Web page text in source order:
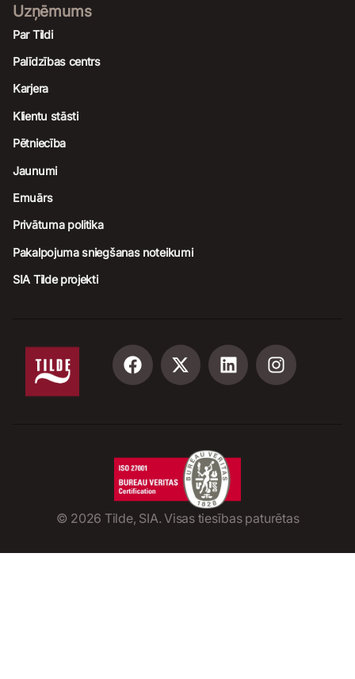
Uzņēmums
Par Tildi
Palīdzības centrs
Karjera
Klientu stāsti
Pētniecība
Jaunumi
Emuārs
Privātuma politika
Pakalpojuma sniegšanas noteikumi
SIA Tilde projekti
© 2026 Tilde, SIA. Visas tiesības paturētas